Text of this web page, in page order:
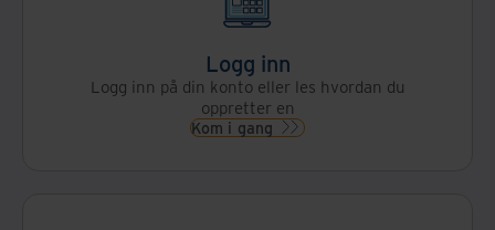
Logg inn
Logg inn på din konto eller les hvordan du
oppretter en
Kom i gang